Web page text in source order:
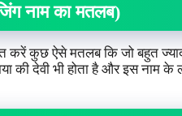
नाम का मतलब)
करें कुछ ऐसे मतलब कि जो बहुत
की देवी भी होता है और इस नाम